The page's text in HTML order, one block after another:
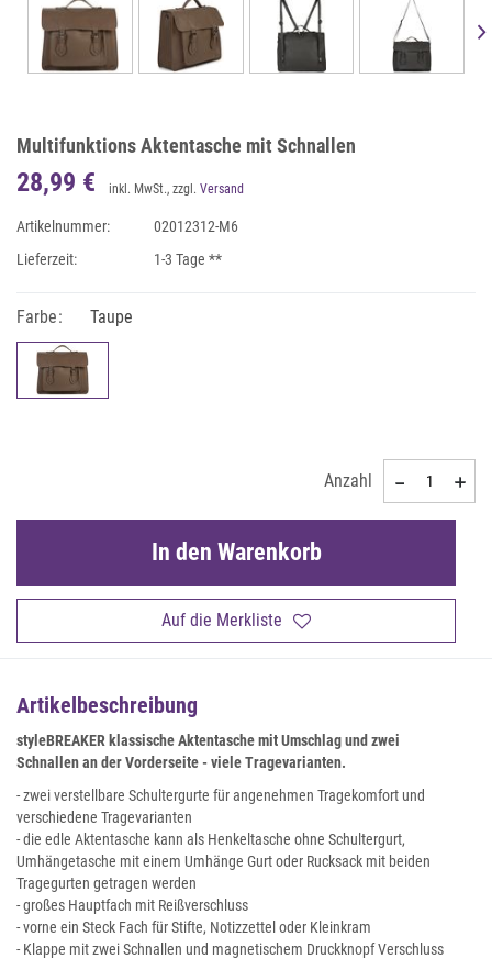
Multifunktions Aktentasche mit Schnallen
28,99 € inkl. MwSt., zzgl. Versand
Artikelnummer:
02012312-M6
Lieferzeit:
1-3 Tage **
Farbe: Taupe
Anzahl
Auf die Merkliste
In den Warenkorb
Artikelbeschreibung
styleBREAKER klassische Aktentasche mit Umschlag und zwei
Schnallen an der Vorderseite - viele Tragevarianten.
- zwei verstellbare Schultergurte für angenehmen Tragekomfort und
verschiedene Tragevarianten
- die edle Aktentasche kann als Henkeltasche ohne Schultergurt,
Umhängetasche mit einem Umhänge Gurt oder Rucksack mit beiden
Tragegurten getragen werden
- großes Hauptfach mit Reißverschluss
- vorne ein Steck Fach für Stifte, Notizzettel oder Kleinkram
- Klappe mit zwei Schnallen und magnetischem Druckknopf Verschluss